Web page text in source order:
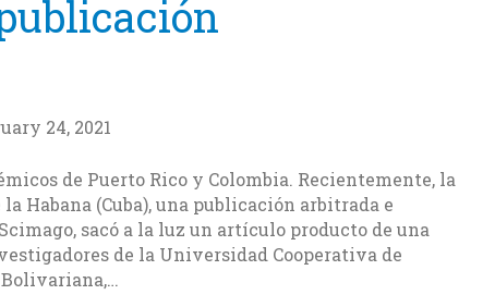
24, 2021
de Puerto Rico y Colombia. Recientemente, la
Habana (Cuba), una publicación arbitrada e
sacó a la luz un artículo producto de una
de la Universidad Cooperativa de